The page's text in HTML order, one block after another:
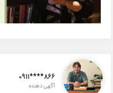
0911****866
آگهی دهنده